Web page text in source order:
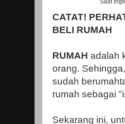
CATAT!
BELI RUMAH
RUMAH adalah
orang.
sudah
rumah sebagai
Sekarang ini,